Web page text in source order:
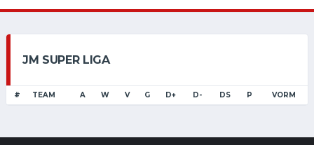
JM SUPER LIGA
# TEAM A W V G D+ D- DS P VORM